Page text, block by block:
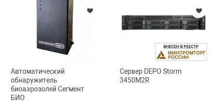
Автоматический
обнаружитель
биоаэрозолей Сегмент
БИО
Сервер DEPO Storm
3450M2R